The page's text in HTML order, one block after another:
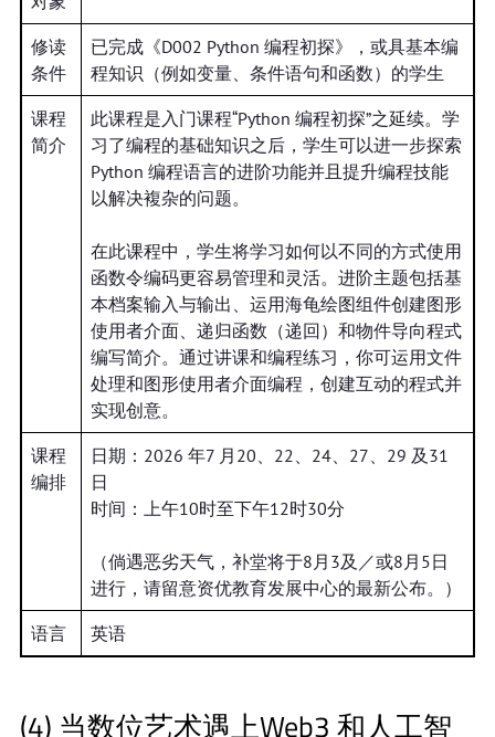
修读
条件
已完成《D002 Python 编程初探》，或具基本编
程知识（例如变量、条件语句和函数）的学生
课程
简介
此课程是入门课程“Python 编程初探”之延续。学
习了编程的基础知识之后，学生可以进一步探索
Python 编程语言的进阶功能并且提升编程技能
以解决複杂的问题。
在此课程中，学生将学习如何以不同的方式使用
函数令编码更容易管理和灵活。进阶主题包括基
本档案输入与输出、运用海龟绘图组件创建图形
使用者介面、递归函数（递回）和物件导向程式
编写简介。通过讲课和编程练习，你可运用文件
处理和图形使用者介面编程，创建互动的程式并
实现创意。
课程
编排
日期：2026 年7 月20、22、24、27、29 及31
日
时间：上午10时至下午12时30分
（倘遇恶劣天气，补堂将于8月3及／或8月5日
进行，请留意资优教育发展中心的最新公布。）
语言 英语
(4) 当数位艺术遇上Web3 和人工智